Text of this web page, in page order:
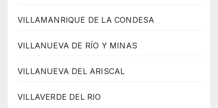
VILLAMANRIQUE DE LA CONDESA
VILLANUEVA DE RÍO Y MINAS
VILLANUEVA DEL ARISCAL
VILLAVERDE DEL RIO